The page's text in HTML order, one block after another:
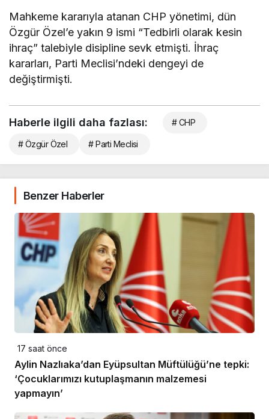
Mahkeme kararıyla atanan CHP yönetimi, dün
Özgür Özel’e yakın 9 ismi “Tedbirli olarak kesin
ihraç” talebiyle disipline sevk etmişti. İhraç
kararları, Parti Meclisi’ndeki dengeyi de
değiştirmişti.
Haberle ilgili daha fazlası: # CHP
# Özgür Özel # Parti Meclisi
Benzer Haberler
17 saat önce
Aylin Nazlıaka’dan Eyüpsultan Müftülüğü’ne tepki:
‘Çocuklarımızı kutuplaşmanın malzemesi
yapmayın’